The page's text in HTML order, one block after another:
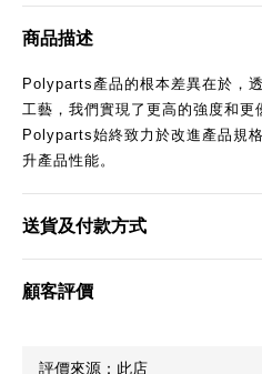
商品描述
Polyparts產品的根本差異在於，
工藝，我們實現了更高的強度和更
Polyparts始終致力於改進產品規
升產品性能。
送貨及付款方式
顧客評價